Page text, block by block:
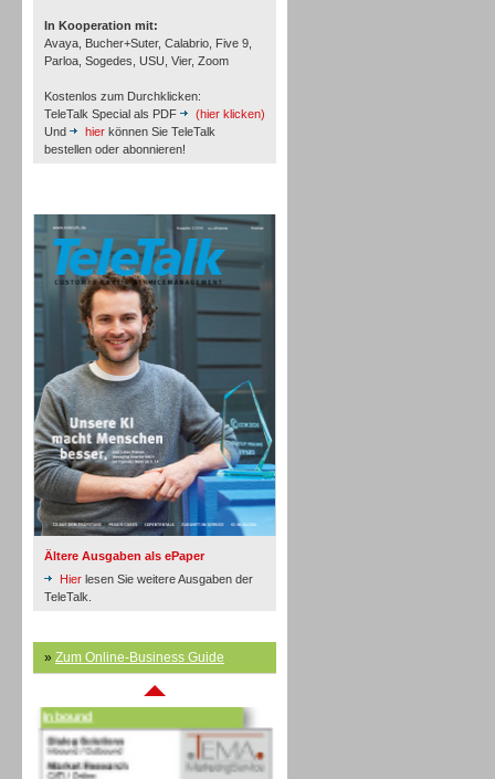
In Kooperation mit:
Avaya, Bucher+Suter, Calabrio, Five 9,
Parloa, Sogedes, USU, Vier, Zoom
Kostenlos zum Durchklicken:
TeleTalk Special als PDF
(hier klicken)
Und
hier können Sie TeleTalk
bestellen oder abonnieren!
Ältere Ausgaben als ePaper
Hier lesen Sie weitere Ausgaben der
TeleTalk.
» Zum Online-Business Guide
Inbound
Inbound